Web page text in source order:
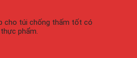
cho túi chống thấm tốt có
phẩm.